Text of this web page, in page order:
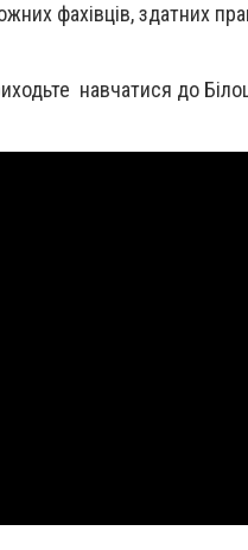
фахівців, здатних
навчатися до